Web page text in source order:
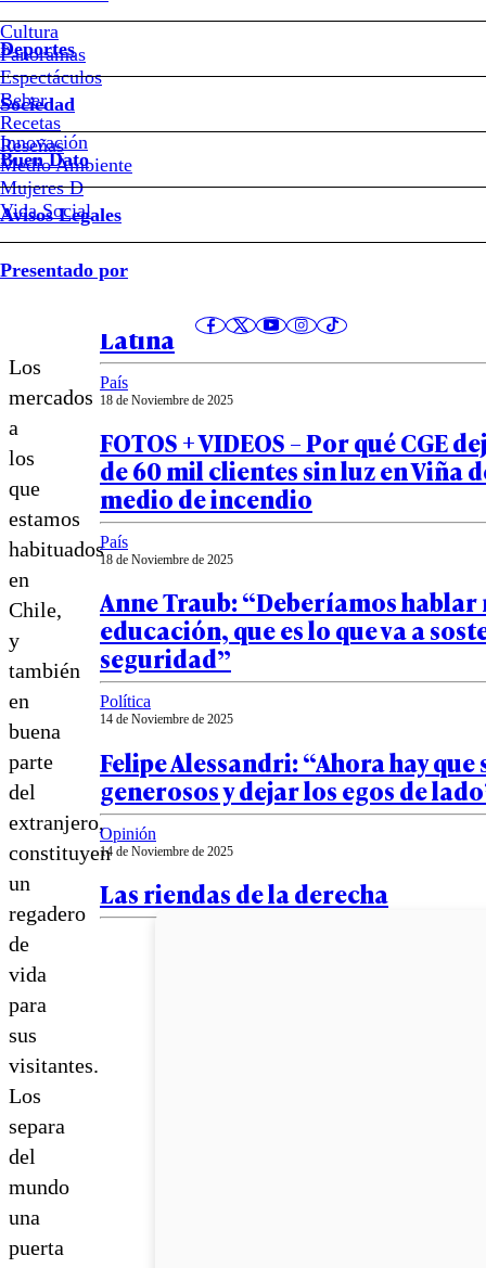
Cultura
Panoramas
Espectáculos
Beber
Recetas
Reseñas
Deportes
Sociedad
Innovación
Medio Ambiente
Mujeres D
Vida Social
Buen Dato
Avisos Legales
Presentado por
¿Quién
salva
al
Mercado
de
Viña?
Los
mercados
a
los
que
estamos
habituados
en
Chile,
y
también
en
buena
parte
del
extranjero,
constituyen
un
regadero
de
vida
para
sus
visitantes.
Los
separa
del
mundo
una
puerta
Notas relacionadas
19 de Noviembre de 2025
Breve historia de la violencia en
Latina
País
18 de Noviembre de 2025
FOTOS + VIDEOS – Por qué CGE
de 60 mil clientes sin luz en Viña
medio de incendio
País
18 de Noviembre de 2025
Anne Traub: “Deberíamos hablar
educación, que es lo que va a
seguridad”
Política
14 de Noviembre de 2025
Felipe Alessandri: “Ahora hay que
generosos y dejar los egos de
Opinión
14 de Noviembre de 2025
Las riendas de la derecha